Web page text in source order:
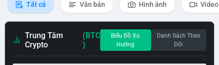
Tất cả Văn bản Hình ảnh Video
Trung Tâm
Crypto
(BTC
)
Biểu Đồ Xu
Hướng
Danh Sách Theo
Dõi